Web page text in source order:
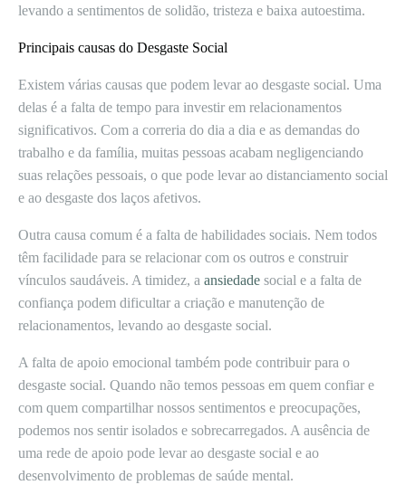
levando a sentimentos de solidão, tristeza e baixa autoestima.
Principais causas do Desgaste Social
Existem várias causas que podem levar ao desgaste social. Uma
delas é a falta de tempo para investir em relacionamentos
significativos. Com a correria do dia a dia e as demandas do
trabalho e da família, muitas pessoas acabam negligenciando
suas relações pessoais, o que pode levar ao distanciamento social
e ao desgaste dos laços afetivos.
Outra causa comum é a falta de habilidades sociais. Nem todos
têm facilidade para se relacionar com os outros e construir
vínculos saudáveis. A timidez, a ansiedade social e a falta de
confiança podem dificultar a criação e manutenção de
relacionamentos, levando ao desgaste social.
A falta de apoio emocional também pode contribuir para o
desgaste social. Quando não temos pessoas em quem confiar e
com quem compartilhar nossos sentimentos e preocupações,
podemos nos sentir isolados e sobrecarregados. A ausência de
uma rede de apoio pode levar ao desgaste social e ao
desenvolvimento de problemas de saúde mental.